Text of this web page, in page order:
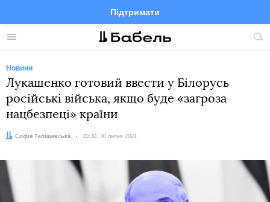
Меню
Підтримати
FacebookTelegramTwitter
Новини
Лукашенко готовий ввести у Білорусь
російські війська, якщо буде «загроза
нацбезпеці» країни
Автор:
Софія Телішевська Дата:
20:30, 30 липня 2021